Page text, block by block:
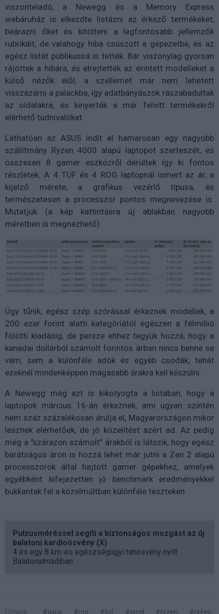
viszonteladó, a Newegg és a Memory Express
webáruház is elkezdte listázni az érkező termékeket,
beárazni őket és kitölteni a legfontosabb jellemzők
rubrikáit, de valahogy hiba csúszott a gépezetbe, és az
egész listát publikussá is tették. Bár viszonylag gyorsan
rájöttek a hibára, és elrejtették az érintett modelleket a
külső nézők elől, a szellemet már nem lehetett
visszazárni a palackba, így adatbányászok rászabadultak
az oldalakra, és kinyerték a már felvitt termékekről
elérhető tudnivalókat.
Láthatóan az ASUS indít el hamarosan egy nagyobb
szállítmány Ryzen 4000 alapú laptopot szerteszét, és
összesen 8 gamer eszközről derültek így ki fontos
részletek. A 4 TUF és 4 ROG laptopnál ismert az ár, a
kijelző mérete, a grafikus vezérlő típusa, és
természetesen a processzor pontos megnevezése is.
Mutatjuk (a kép kattintásra új ablakban nagyobb
méretben is megnézhető):
Úgy tűnik, egész szép szórással érkeznek modellek, a
200 ezer forint alatti kategóriától egészen a félmillió
fölötti kiadásig, de persze ehhez tegyük hozzá, hogy a
kanadai dollárból számolt forintos árban nincs benne se
vám, sem a különféle adók és egyéb csodák, tehát
ezeknél mindenképpen magasabb árakra kell készülni.
A Newegg még azt is kikotyogta a listában, hogy a
laptopok március 16-án érkeznek, ami ugyan szintén
nem száz százalékosan árulja el, Magyarországon mikor
lesznek elérhetőek, de jó közelítést azért ad. Az pedig
még a "szárazon számolt" árakból is látszik, hogy egész
barátságos áron is hozzá lehet már jutni a Zen 2 alapú
processzorok által hajtott gamer gépekhez, amelyek
egyébként kifejezetten jó benchmark eredményekkel
bukkantak fel a közelmúltban különféle teszteken.
Pulzusméréssel segíti a biztonságos mozgást az új
balatoni kardioösvény (X)
4 és egy 8 km-es egészségügyi tanösvény nyílt
Balatonalmádiban.
Címkék: #asus #rog #tuf #amd #ryzen #ryzen